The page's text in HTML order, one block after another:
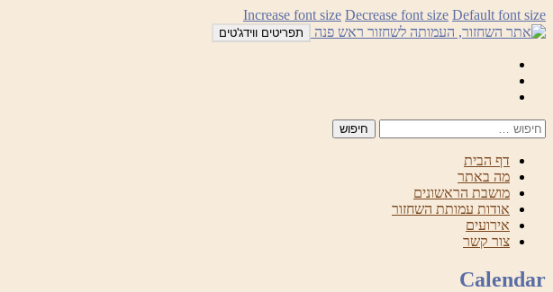
לדלג
לתוכן
Increase font size Decrease font size Default font size
תפריטים ווידג'טים
דף הבית
מה באתר
מושבת הראשונים
אודות עמותת השחזור
אירועים
צור קשר
Calendar